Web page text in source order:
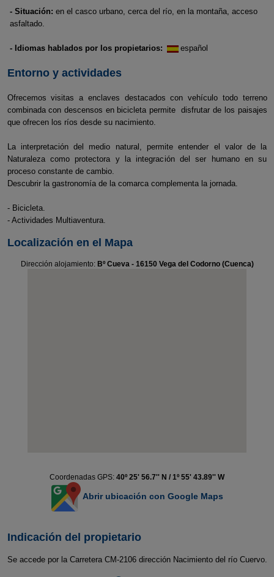
- Situación: en el casco urbano, cerca del río, en la montaña, acceso
asfaltado.
- Idiomas hablados por los propietarios: español
Entorno y actividades
Ofrecemos visitas a enclaves destacados con vehículo todo terreno
combinada con descensos en bicicleta permite disfrutar de los paisajes
que ofrecen los ríos desde su nacimiento.
La interpretación del medio natural, permite entender el valor de la
Naturaleza como protectora y la integración del ser humano en su
proceso constante de cambio.
Descubrir la gastronomía de la comarca complementa la jornada.
- Bicicleta.
- Actividades Multiaventura.
Localización en el Mapa
Dirección alojamiento: Bº Cueva - 16150 Vega del Codorno (Cuenca)
Coordenadas GPS: 40º 25' 56.7'' N / 1º 55' 43.89'' W
Abrir ubicación con Google Maps
Indicación del propietario
Se accede por la Carretera CM-2106 dirección Nacimiento del río Cuervo.